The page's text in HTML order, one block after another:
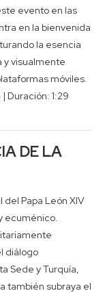
evento en las
en la bienvenida
la esencia
y visualmente
móviles.
Duración: 1:29
DE LA
Papa León XIV
ecuménico.
diálogo
Sede y Turquía,
también subraya el